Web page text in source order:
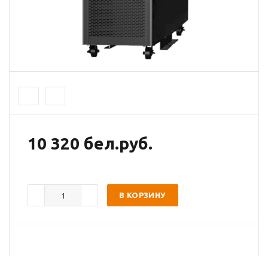
10 320 бел.руб.
В КОРЗИНУ